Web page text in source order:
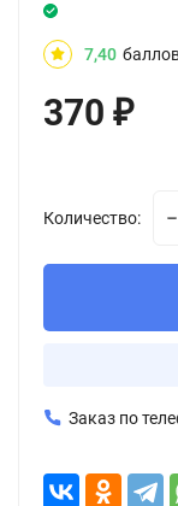
7,40
370 ₽
Количество:
Заказ по